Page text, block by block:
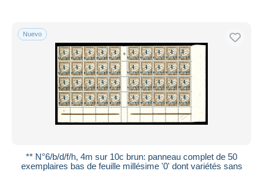
Nuevo
** N°6/b/d/f/h, 4m sur 10c brun: panneau complet de 50
exemplaires bas de feuille millésime '0' dont variétés sans